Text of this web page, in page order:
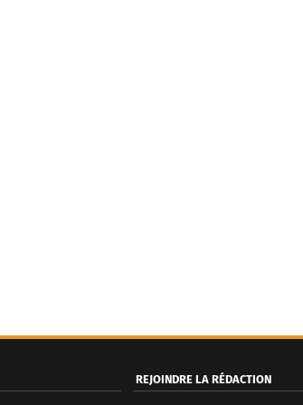
REJOINDRE LA RÉDACTION